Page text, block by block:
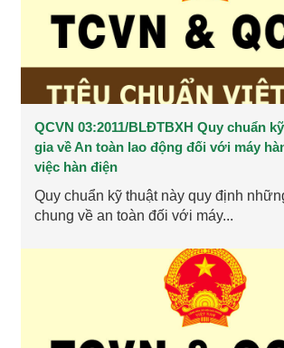
QCVN 03:2011/BLĐTBXH Quy chuẩn
gia về An toàn lao động đối với máy
việc hàn điện
Quy chuẩn kỹ thuật này quy định
chung về an toàn đối với máy...